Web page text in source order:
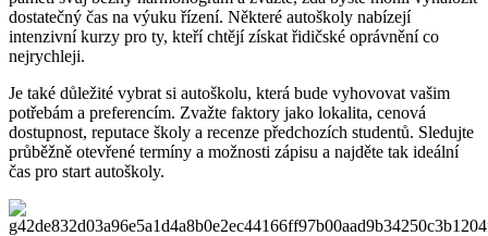
dostatečný čas na ⁣výuku‌ řízení. Některé autoškoly nabízejí
⁢intenzivní‍ kurzy pro ty, kteří chtějí získat ‍řidičské oprávnění ⁣co‍
nejrychleji.
Je také ⁣důležité vybrat si autoškolu, která bude‍ vyhovovat vašim
potřebám a preferencím. Zvažte faktory‌ jako​ lokalita, cenová
dostupnost, reputace školy a​ recenze předchozích studentů. ⁣Sledujte
průběžně otevřené ⁢termíny a ⁤možnosti ​zápisu a najděte tak ideální‍
čas pro start autoškoly.